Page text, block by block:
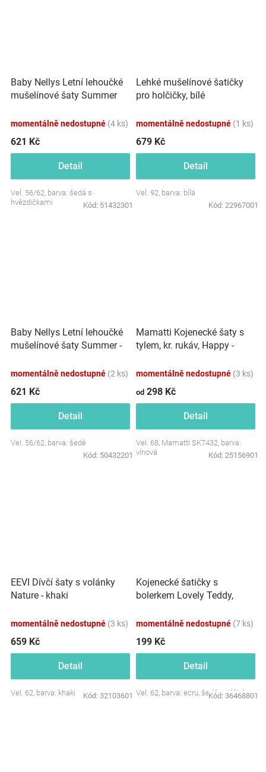
Baby Nellys Letní lehoučké
mušelínové šaty Summer
momentálně nedostupné (4 ks)
621 Kč
Detail
Vel. 56/62, barva: šedá s
hvězdičkami
Kód: 51432301
Lehké mušelínové šatičky
pro holčičky, bílé
momentálně nedostupné (1 ks)
679 Kč
Detail
Vel. 92, barva: bílá
Kód: 22967001
Baby Nellys Letní lehoučké
mušelínové šaty Summer -
momentálně nedostupné (2 ks)
621 Kč
Detail
Vel. 56/62, barva: šedé
Kód: 50432201
Mamatti Kojenecké šaty s
tylem, kr. rukáv, Happy -
momentálně nedostupné (3 ks)
od 298 Kč
Detail
Vel. 68, Mamatti SK7432, barva:
vínová
Kód: 25156901
EEVI Dívčí šaty s volánky
Nature - khaki
momentálně nedostupné (3 ks)
659 Kč
Detail
Vel. 62, barva: khaki Kód: 32103601
Kojenecké šatičky s
bolerkem Lovely Teddy,
momentálně nedostupné (7 ks)
199 Kč
Detail
Vel. 62, barva: ecru, šedá s výšivkou
Kód: 36468801